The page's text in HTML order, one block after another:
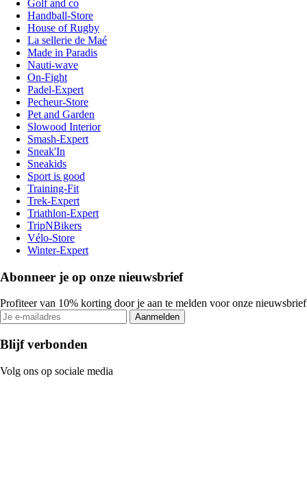
Golf and co
Handball-Store
House of Rugby
La sellerie de Maé
Made in Paradis
Nauti-wave
On-Fight
Padel-Expert
Pecheur-Store
Pet and Garden
Slowood Interior
Smash-Expert
Sneak'In
Sneakids
Sport is good
Training-Fit
Trek-Expert
Triathlon-Expert
TripNBikers
Vélo-Store
Winter-Expert
Abonneer je op onze nieuwsbrief
Profiteer van 10% korting door je aan te melden voor onze nieuwsbrief
Aanmelden
Blijf verbonden
Volg ons op sociale media